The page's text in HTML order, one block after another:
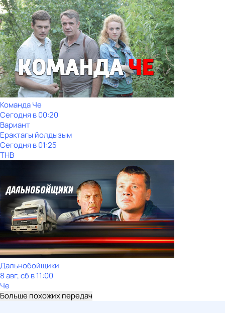
Команда Че
Сегодня в 00:20
Вариант
Ерактагы йолдызым
Сегодня в 01:25
ТНВ
Дальнобойщики
8 авг, сб в 11:00
Че
Больше похожих передач